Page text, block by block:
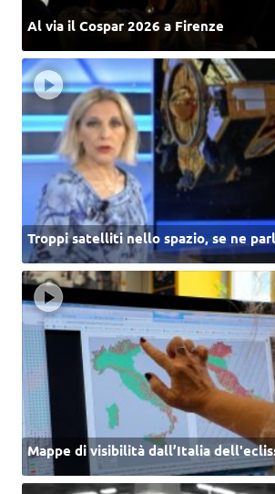
Al via il Cospar 2026 a Firenze
Troppi satelliti nello spazio, se ne
Mappe di visibilità dall’Italia